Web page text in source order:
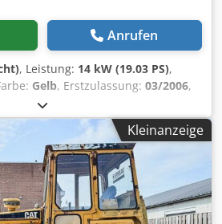
Anrufen
, Leistung: 14 kW (19.03 PS),
Gelb, Erstzulassung: 03/2006,
3 Leergewicht: 1.720 kg
Optischer Zustand: gut Preis: Auf
Isf Seriennummer: JBB00645
van Hek, um weitere
Kleinanzeige